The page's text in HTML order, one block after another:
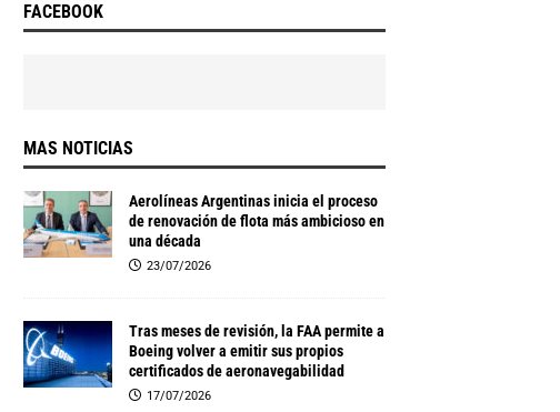
FACEBOOK
MAS NOTICIAS
Aerolíneas Argentinas inicia el proceso
de renovación de flota más ambicioso en
una década
23/07/2026
Tras meses de revisión, la FAA permite a
Boeing volver a emitir sus propios
certificados de aeronavegabilidad
17/07/2026